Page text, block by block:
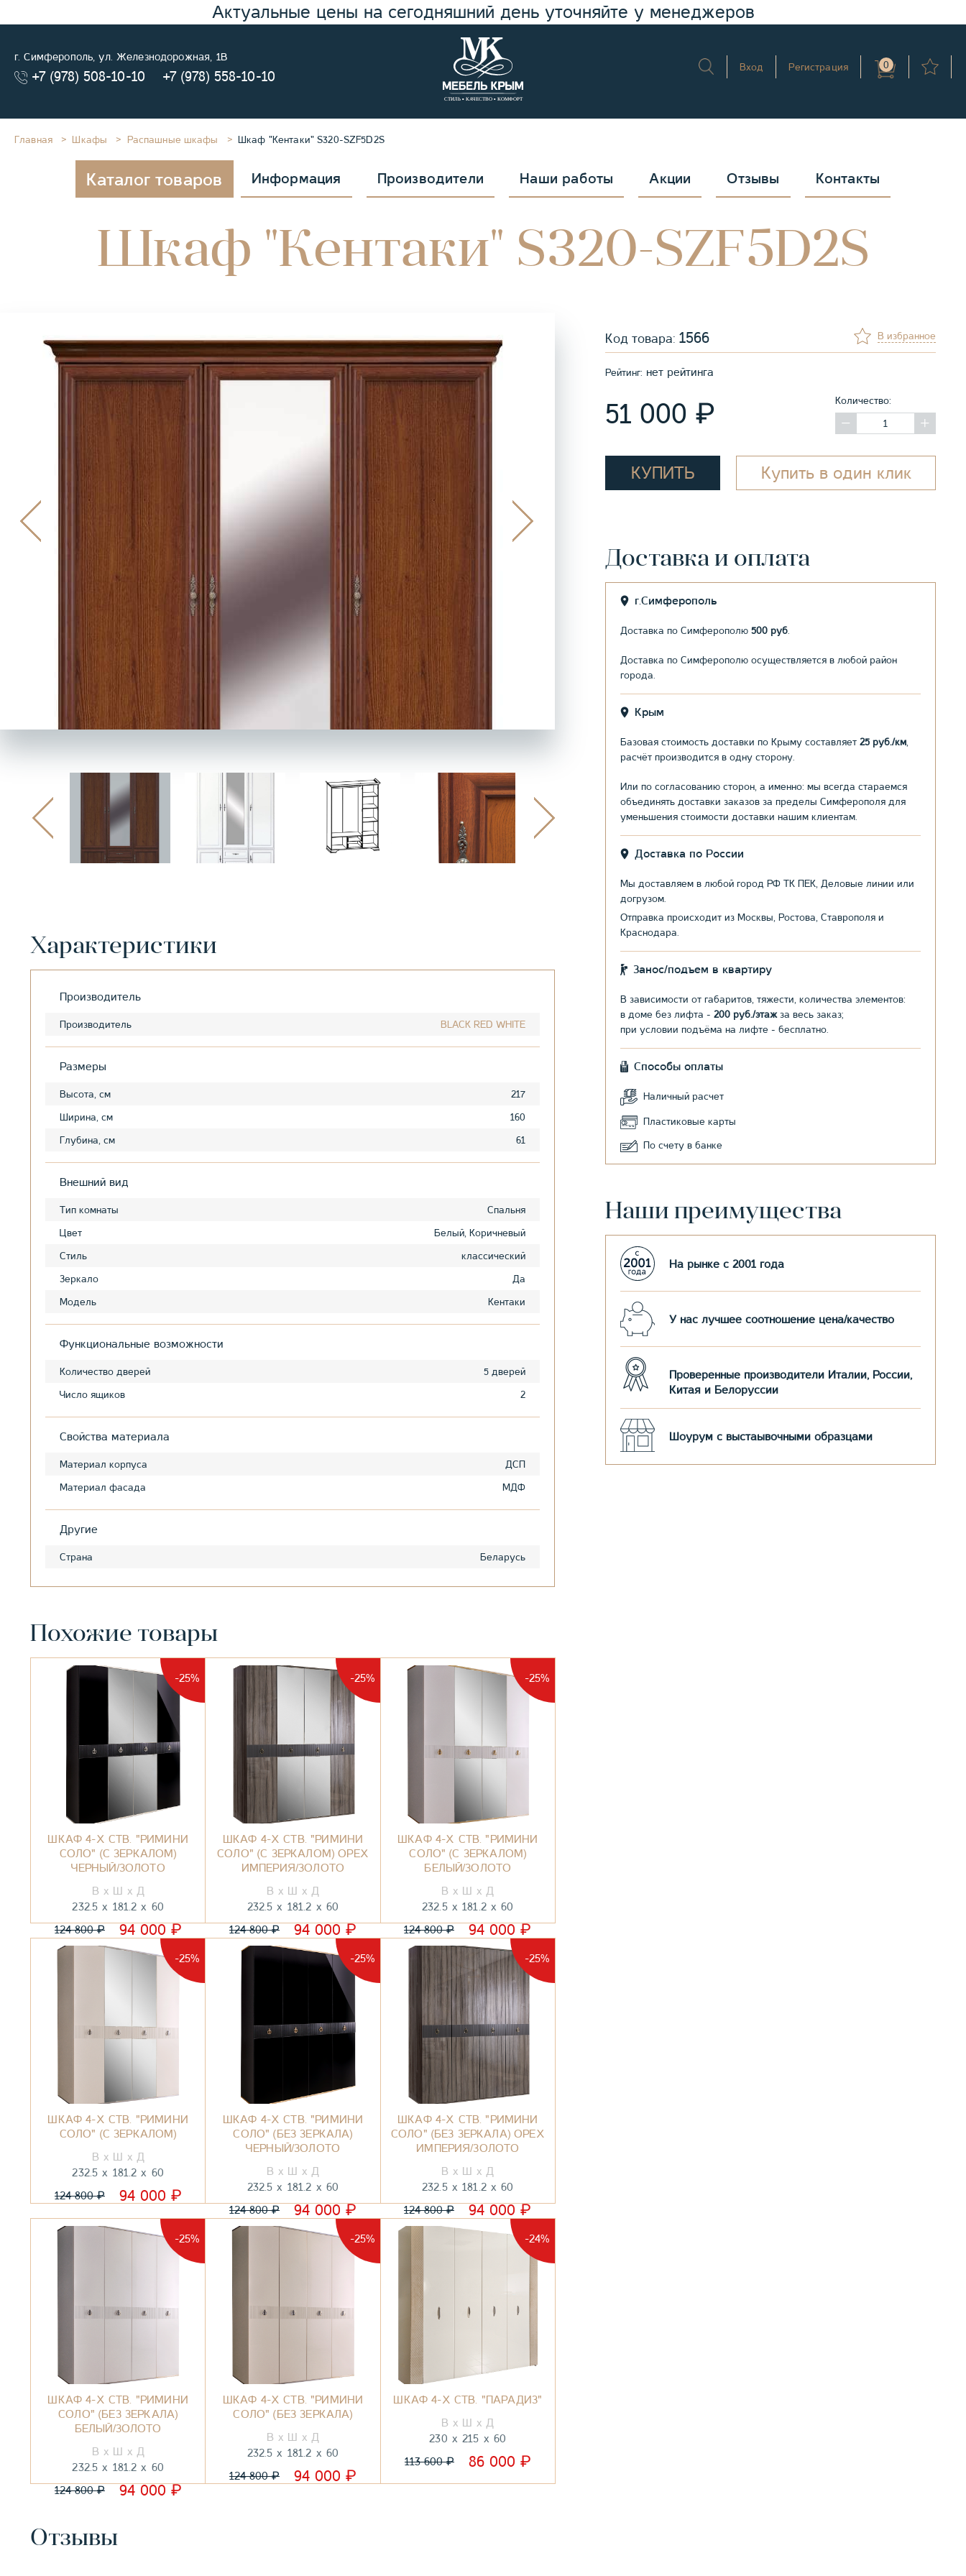
Актуальные цены на сегодняшний день уточняйте у менеджеров
г. Симферополь, ул. Железнодорожная, 1В
+7 (978) 508-10-10 +7 (978) 558-10-10
Вход Регистрация 0
Главная Шкафы Распашные шкафы Шкаф "Кентаки" S320-SZF5D2S
Каталог товаров Информация Производители Наши работы Акции Отзывы Контакты
Шкаф "Кентаки" S320-SZF5D2S
Код товара: 1566 В избранное
Рейтинг: нет рейтинга
51 000 ₽ Количество:
КУПИТЬ Купить в один клик
Доставка и оплата
г.Симферополь
Доставка по Симферополю 500 руб
Доставка по Симферополю осуществляется в любой район
города.
Крым
Базовая стоимость доставки по Крыму составляет 25 руб./км
расчёт производится в одну сторону.
Или по согласованию сторон, а именно: мы всегда стараемся
объединять доставки заказов за пределы Симферополя для
уменьшения стоимости доставки нашим клиентам.
Доставка по России
Мы доставляем в любой город РФ ТК ПЕК, Деловые линии или
догрузом.
Отправка происходит из Москвы, Ростова, Ставрополя и
Краснодара.
Занос/подъем в квартиру
В зависимости от габаритов, тяжести, количества элементов:
в доме без лифта - 200 руб./этажза весь заказ;
при условии подъёма на лифте - бесплатно.
Способы оплаты
Наличный расчет
Пластиковые карты
По счету в банке
Наши преимущества
На рынке с 2001 года
У нас лучшее соотношение цена/качество
Проверенные производители Италии, России,
Китая и Белоруссии
Шоурум с выстаывочными образцами
Характеристики
Производитель
Производитель BLACK RED WHITE
Размеры
Высота, см
217
Ширина, см
160
Глубина, см
61
Внешний вид
Тип комнаты
Спальня
Цвет
Белый, Коричневый
Стиль
классический
Зеркало
Да
Модель
Кентаки
Функциональные возможности
Количество дверей
5 дверей
Число ящиков
2
Свойства материала
Материал корпуса
ДСП
Материал фасада
МДФ
Другие
Страна Беларусь
Похожие товары
-25%
ШКАФ 4-Х СТВ. "РИМИНИ
СОЛО" (С ЗЕРКАЛОМ)
ЧЕРНЫЙ/ЗОЛОТО
232.5 181.2
60
124 800₽ 94 000 ₽
-25%
ШКАФ 4-Х СТВ. "РИМИНИ
СОЛО" (С ЗЕРКАЛОМ) ОРЕХ
ИМПЕРИЯ/ЗОЛОТО
232.5 181.2
60
124 800₽ 94 000 ₽
-25%
ШКАФ 4-Х СТВ. "РИМИНИ
СОЛО" (С ЗЕРКАЛОМ)
БЕЛЫЙ/ЗОЛОТО
232.5 181.2
60
124 800₽ 94 000₽
-25%
ШКАФ 4-Х СТВ. "РИМИНИ
СОЛО" (С ЗЕРКАЛОМ)
232.5 181.2
60
124 800₽ 94 000 ₽
-25%
ШКАФ 4-Х СТВ. "РИМИНИ
СОЛО" (БЕЗ ЗЕРКАЛА)
ЧЕРНЫЙ/ЗОЛОТО
232.5 181.2
60
124 800₽ 94 000 ₽
-25%
ШКАФ 4-Х СТВ. "РИМИНИ
СОЛО" (БЕЗ ЗЕРКАЛА) ОРЕХ
ИМПЕРИЯ/ЗОЛОТО
232.5 181.2
60
124 800₽ 94 000₽
-25%
ШКАФ 4-Х СТВ. "РИМИНИ
СОЛО" (БЕЗ ЗЕРКАЛА)
БЕЛЫЙ/ЗОЛОТО
232.5 181.2
60
124 800₽ 94 000 ₽
-25%
ШКАФ 4-Х СТВ. "РИМИНИ
СОЛО" (БЕЗ ЗЕРКАЛА)
232.5 181.2
60
124 800₽ 94 000 ₽
-24%
ШКАФ 4-Х СТВ. "ПАРАДИЗ"
230 215
60
113 600₽ 86 000 ₽
Отзывы